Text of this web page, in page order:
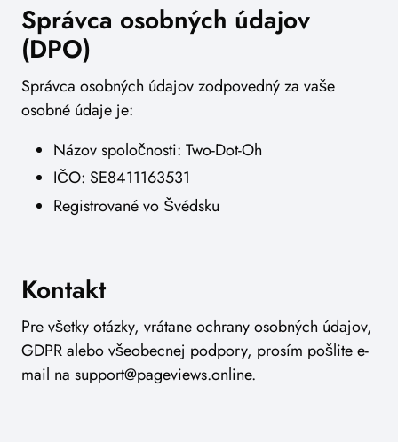
Správca osobných údajov
(DPO)
Správca osobných údajov zodpovedný za vaše
osobné údaje je:
Názov spoločnosti: Two-Dot-Oh
IČO: SE8411163531
Registrované vo Švédsku
Kontakt
Pre všetky otázky, vrátane ochrany osobných údajov,
GDPR alebo všeobecnej podpory, prosím pošlite e-
mail na support@pageviews.online.